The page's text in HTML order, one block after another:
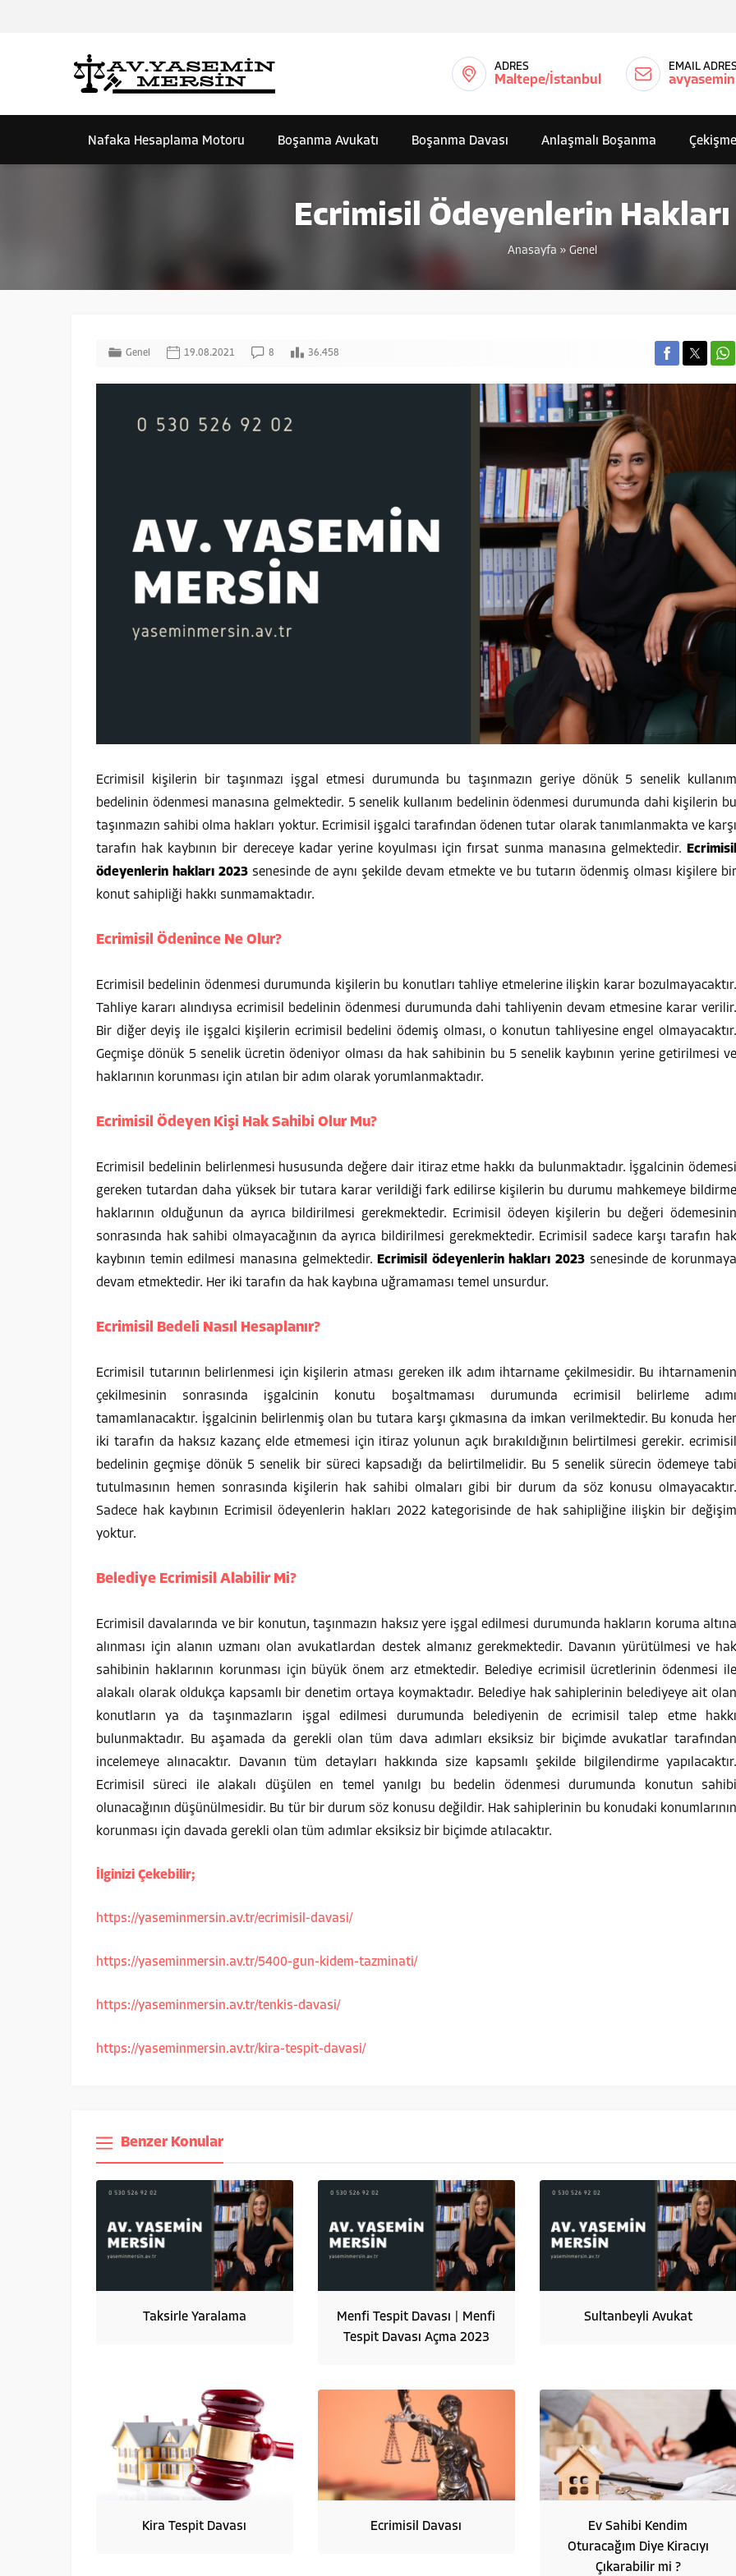
ADRES
Maltepe/İstanbul
EMAIL
Nafaka Hesaplama Motoru Boşanma Avukatı Boşanma Davası Anlaşmalı Boşanma
Ecrimisil Ödeyenlerin Hakları
Anasayfa » Genel
Genel 19.08.2021 8 36.458
Ecrimisil kişilerin bir taşınmazı işgal etmesi durumunda bu taşınmazın geriye dönük 5 senelik kullanım
bedelinin ödenmesi manasına gelmektedir. 5 senelik kullanım bedelinin ödenmesi durumunda dahi kişilerin bu
taşınmazın sahibi olma hakları yoktur. Ecrimisil işgalci tarafından ödenen tutar olarak tanımlanmakta ve karşı
tarafın hak kaybının bir dereceye kadar yerine koyulması için fırsat sunma manasına gelmektedir.
Ecrimisil
ödeyenlerin hakları 2023 senesinde de aynı şekilde devam etmekte ve bu tutarın ödenmiş olması kişilere bir
konut sahipliği hakkı sunmamaktadır.
Ecrimisil Ödenince Ne Olur?
Ecrimisil bedelinin ödenmesi durumunda kişilerin bu konutları tahliye etmelerine ilişkin karar bozulmayacaktır.
Tahliye kararı alındıysa ecrimisil bedelinin ödenmesi durumunda dahi tahliyenin devam etmesine karar verilir.
Bir diğer deyiş ile işgalci kişilerin ecrimisil bedelini ödemiş olması, o konutun tahliyesine engel olmayacaktır.
Geçmişe dönük 5 senelik ücretin ödeniyor olması da hak sahibinin bu 5 senelik kaybının yerine getirilmesi ve
haklarının korunması için atılan bir adım olarak yorumlanmaktadır.
Ecrimisil Ödeyen Kişi Hak Sahibi Olur Mu?
Ecrimisil bedelinin belirlenmesi hususunda değere dair itiraz etme hakkı da bulunmaktadır. İşgalcinin ödemesi
gereken tutardan daha yüksek bir tutara karar verildiği fark edilirse kişilerin bu durumu mahkemeye bildirme
haklarının olduğunun da ayrıca bildirilmesi gerekmektedir. Ecrimisil ödeyen kişilerin bu değeri ödemesinin
sonrasında hak sahibi olmayacağının da ayrıca bildirilmesi gerekmektedir. Ecrimisil sadece karşı tarafın hak
kaybının temin edilmesi manasına gelmektedir. Ecrimisil ödeyenlerin hakları 2023 senesinde de korunmaya
devam etmektedir. Her iki tarafın da hak kaybına uğramaması temel unsurdur.
Ecrimisil Bedeli Nasıl Hesaplanır?
Ecrimisil tutarının belirlenmesi için kişilerin atması gereken ilk adım ihtarname çekilmesidir. Bu ihtarnamenin
çekilmesinin sonrasında işgalcinin konutu boşaltmaması durumunda ecrimisil belirleme adımı
tamamlanacaktır. İşgalcinin belirlenmiş olan bu tutara karşı çıkmasına da imkan verilmektedir. Bu konuda her
iki tarafın da haksız kazanç elde etmemesi için itiraz yolunun açık bırakıldığının belirtilmesi gerekir. ecrimisil
bedelinin geçmişe dönük 5 senelik bir süreci kapsadığı da belirtilmelidir. Bu 5 senelik sürecin ödemeye tabi
tutulmasının hemen sonrasında kişilerin hak sahibi olmaları gibi bir durum da söz konusu olmayacaktır.
Sadece hak kaybının Ecrimisil ödeyenlerin hakları 2022 kategorisinde de hak sahipliğine ilişkin bir değişim
yoktur.
Belediye Ecrimisil Alabilir Mi?
Ecrimisil davalarında ve bir konutun, taşınmazın haksız yere işgal edilmesi durumunda hakların koruma altına
alınması için alanın uzmanı olan avukatlardan destek almanız gerekmektedir. Davanın yürütülmesi ve hak
sahibinin haklarının korunması için büyük önem arz etmektedir. Belediye ecrimisil ücretlerinin ödenmesi ile
alakalı olarak oldukça kapsamlı bir denetim ortaya koymaktadır. Belediye hak sahiplerinin belediyeye ait olan
konutların ya da taşınmazların işgal edilmesi durumunda belediyenin de ecrimisil talep etme hakkı
bulunmaktadır. Bu aşamada da gerekli olan tüm dava adımları eksiksiz bir biçimde avukatlar tarafından
incelemeye alınacaktır. Davanın tüm detayları hakkında size kapsamlı şekilde bilgilendirme yapılacaktır.
Ecrimisil süreci ile alakalı düşülen en temel yanılgı bu bedelin ödenmesi durumunda konutun sahibi
olunacağının düşünülmesidir. Bu tür bir durum söz konusu değildir. Hak sahiplerinin bu konudaki konumlarının
korunması için davada gerekli olan tüm adımlar eksiksiz bir biçimde atılacaktır.
İlginizi Çekebilir;
https://yaseminmersin.av.tr/ecrimisil-davasi/
https://yaseminmersin.av.tr/5400-gun-kidem-tazminati/
https://yaseminmersin.av.tr/tenkis-davasi/
https://yaseminmersin.av.tr/kira-tespit-davasi/
Benzer Konular
Taksirle Yaralama
Menfi Tespit Davası | Menfi
Tespit Davası Açma 2023
Sultanbeyli Avukat
Kira Tespit Davası Ecrimisil Davası
Ev Sahibi Kendim
Oturacağım Diye Kiracıyı
Çıkarabilir mi ?